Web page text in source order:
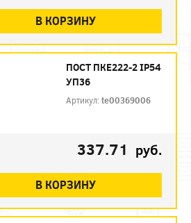
В КОРЗИНУ
ПОСТ ПКЕ222-2 IP54
УП36
Артикул:te00369006
337.71 руб.
В КОРЗИНУ